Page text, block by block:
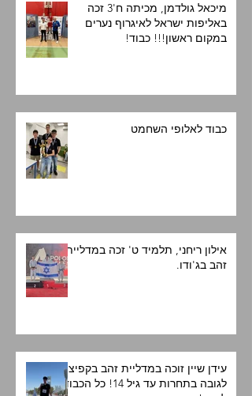
מיכאל גולדמן, מכיתה ח'3 זכה
באליפות ישראל לאיגרוף נערים
במקום ראשון!!! כבוד!
כבוד לאלופי השחמט
אילון ריחני, תלמיד ט' זכה במדליית
זהב בג'ודו.
עידן שיין זוכה במדליית זהב בקפיצה
לגובה בתחרות עד גיל 14! כל הכבוד